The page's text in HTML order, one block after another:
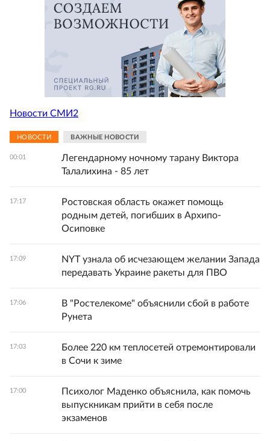
Новости СМИ2
НОВОСТИ ВАЖНЫЕ НОВОСТИ
00:01
Легендарному ночному тарану Виктора
Талалихина - 85 лет
17:17
Ростовская область окажет помощь
родным детей, погибших в Архипо-
Осиповке
17:09
NYT узнала об исчезающем желании Запада
передавать Украине ракеты для ПВО
17:06
В "Ростелекоме" объяснили сбой в работе
Рунета
17:03
Более 220 км теплосетей отремонтировали
в Сочи к зиме
17:00
Психолог Маденко объяснила, как помочь
выпускникам прийти в себя после
экзаменов